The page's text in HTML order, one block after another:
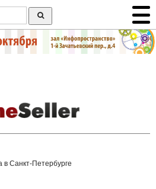
Санкт-Петербурге